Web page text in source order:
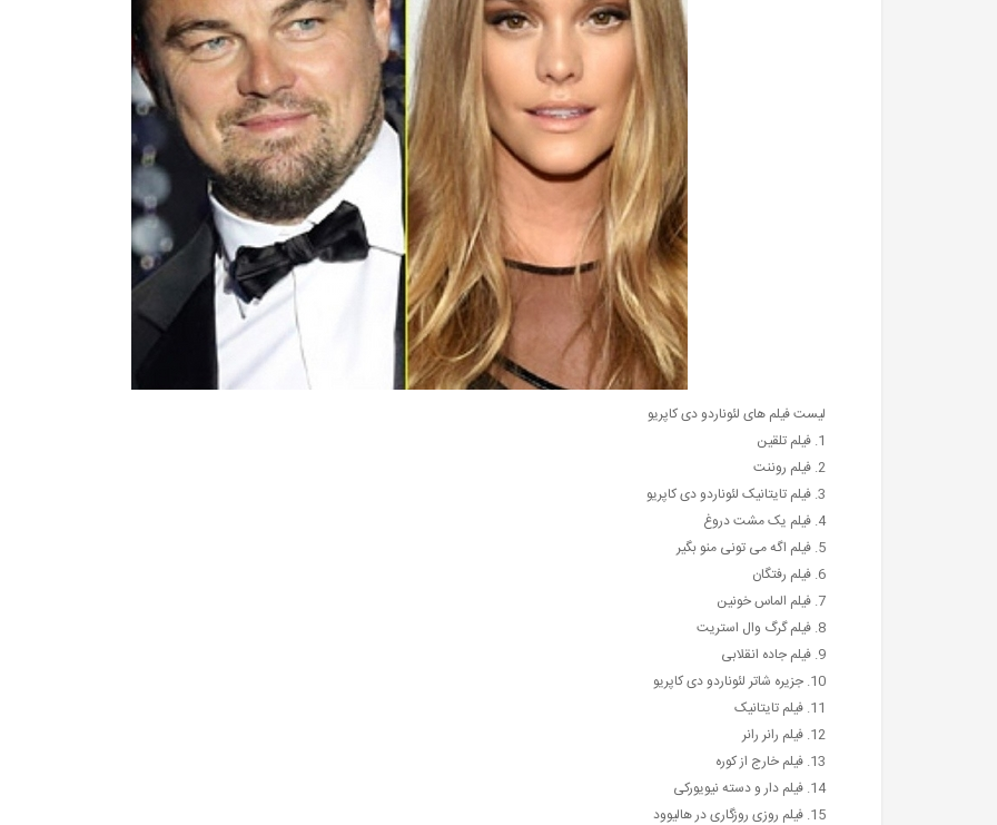
لیست فیلم های لئوناردو دی کاپریو
1. فیلم تلقین
2. فیلم روننت
3. فیلم تایتانیک لئوناردو دی کاپریو
4. فیلم یک مشت دروغ
5. فیلم اگه می تونی منو بگیر
6. فیلم رفتگان
7. فیلم الماس خونین
8. فیلم گرگ وال استریت
9. فیلم جاده انقلابی
10. جزیره شاتر لئوناردو دی کاپریو
11. فیلم تایتانیک
12. فیلم رانر رانر
13. فیلم خارج از کوره
14. فیلم دار و دسته نیویورکی
15. فیلم روزی روزگاری در هالیوود